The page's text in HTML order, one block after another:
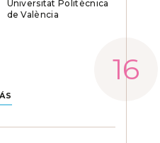
Universitat Politècnica
de València